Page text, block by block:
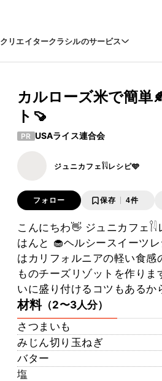
クリエイタークラシルのサービス
カルローズ米で簡単
ト🍠
PR USAライス連合会
ジュニカフェ𓌉𓇋レシピ🩵
フォロー 保存 4件
こんにちわ👋 ジュニカフェ
はんと 🧁ヘルシースイーツ
はカリフォルニアの軽い食
ものチーズリゾットを作り
いに盛り付けるコツもあるか
材料（2〜3人分）
さつまいも
みじん切り玉ねぎ
バター
塩